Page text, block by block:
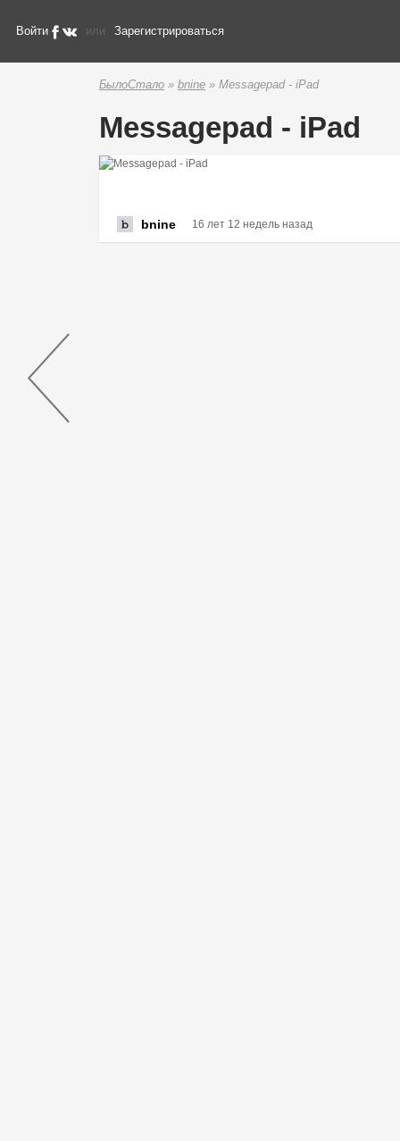
Войти или Зарегистрироваться
БылоСтало » bnine » Messagepad - iPad
Messagepad - iPad
bnine 16 лет 12 недель назад